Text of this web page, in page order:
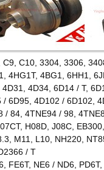
C10, 3304, 3306,
4HG1T, 4BG1, 6HH1,
4D34, 6D14 / T,
6D95, 4D102 / 6D102,
84, 4TNE94 / 98,
H08D, J08C,
M11, L10, NH220,
/ T
FE6T, NE6 / ND6,